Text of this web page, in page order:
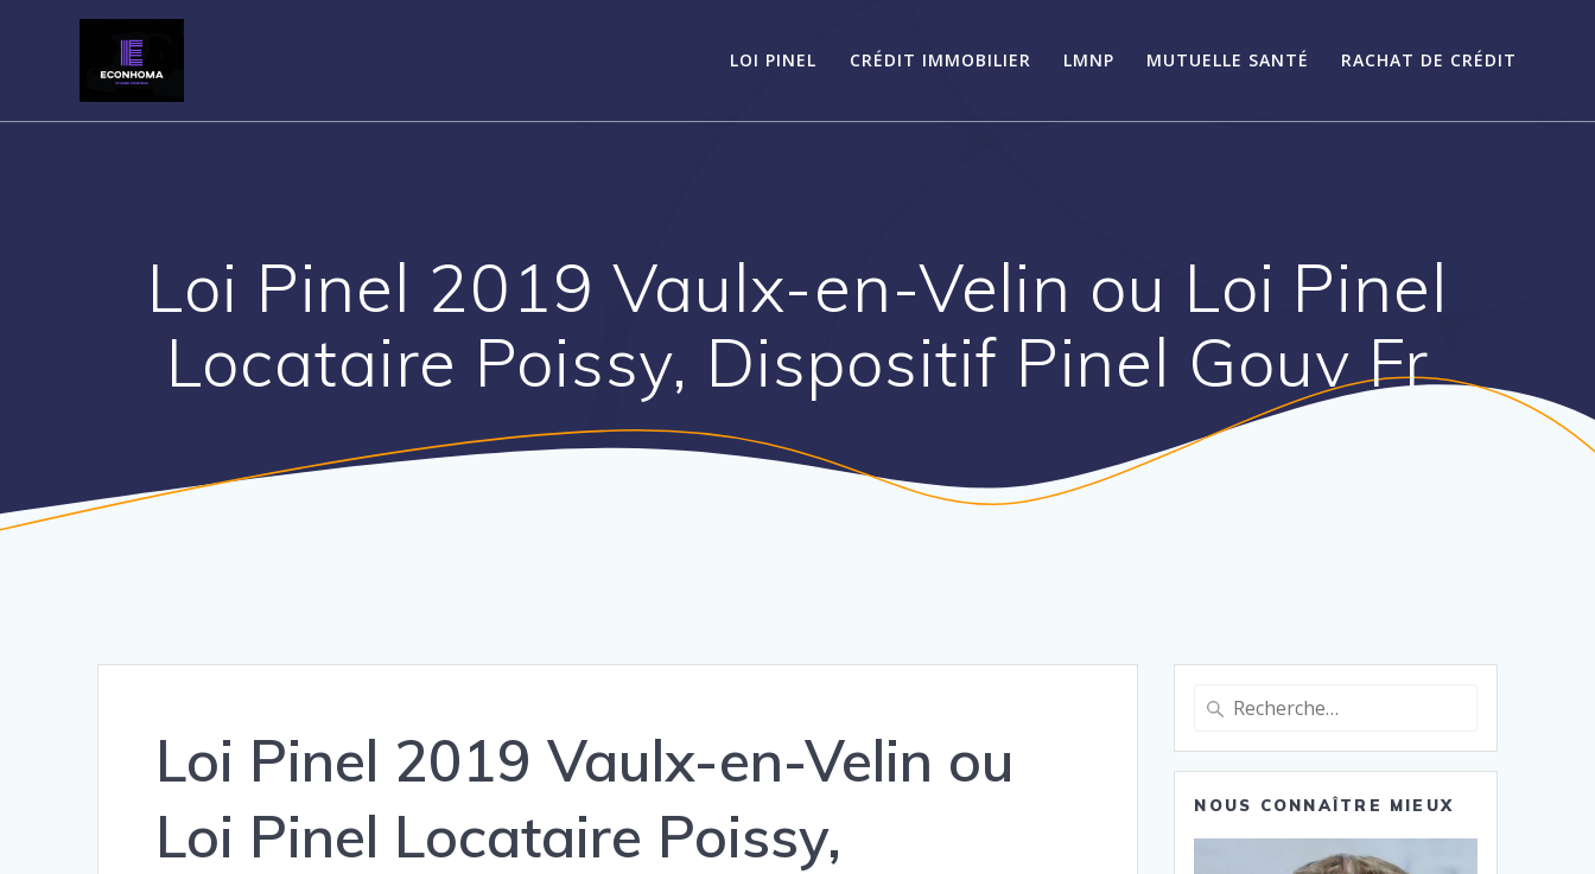
LOI PINEL CRÉDIT IMMOBILIER LMNP MUTUELLE SANTÉ RACHAT DE CRÉDIT
Loi Pinel 2019 Vaulx-en-Velin ou Loi Pinel
Locataire Poissy, Dispositif Pinel Gouv Fr
Loi Pinel 2019 Vaulx-en-Velin ou
Loi Pinel Locataire Poissy,
Recherche
:
NOUS CONNAÎTRE MIEUX